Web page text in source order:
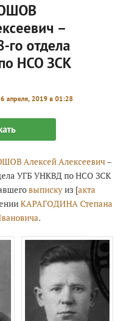
–
го отдела
НСО ЗСК
апреля, 2019 в 01:28
Алексей Алексеевич–
УГБ УНКВД по НСО ЗСК
выпискуиз [акта
КАРАГОДИНА Степана
.